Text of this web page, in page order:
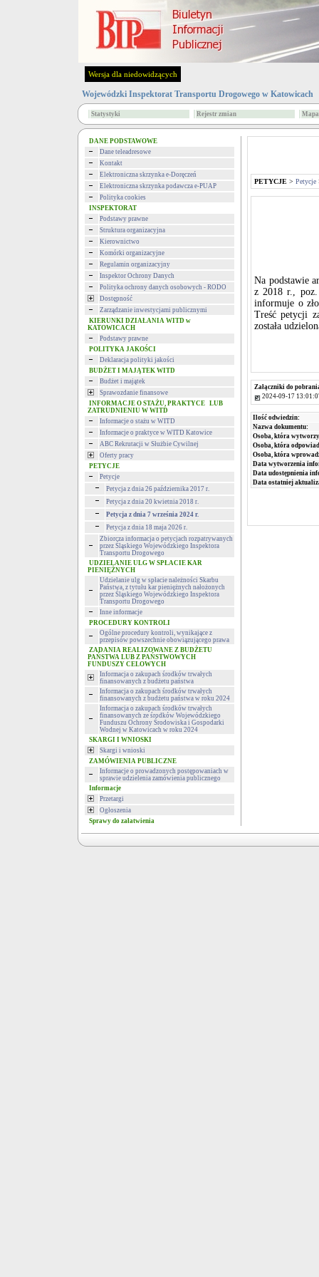
Wersja dla niedowidzących
Wojewódzki Inspektorat Transportu Drogowego w Katowicach
Statystyki Rejestr zmian
DANE PODSTAWOWE
Dane teleadresowe
Kontakt
Elektroniczna skrzynka e-Doręczeń
Elektroniczna skrzynka podawcza e-PUAP
Polityka cookies
INSPEKTORAT
Podstawy prawne
Struktura organizacyjna
Kierownictwo
Komórki organizacyjne
Regulamin organizacyjny
Inspektor Ochrony Danych
Polityka ochrony danych osobowych - RODO
Dostępność
Zarządzanie inwestycjami publicznymi
KIERUNKI DZIAŁANIA WITD w
KATOWICACH
Podstawy prawne
POLITYKA JAKOŚCI
Deklaracja polityki jakości
BUDŻET I MAJĄTEK WITD
Budżet i majątek
Sprawozdanie finansowe
INFORMACJE O STAŻU, PRAKTYCE LUB
ZATRUDNIENIU W WITD
Informacje o stażu w WITD
Informacje o praktyce w WITD Katowice
ABC Rekrutacji w Służbie Cywilnej
Oferty pracy
PETYCJE
Petycje
Petycja z dnia 26 października 2017 r.
Petycja z dnia 20 kwietnia 2018 r.
Petycja z dnia 7 września 2024 r.
Petycja z dnia 18 maja 2026 r.
Zbiorcza informacja o petycjach rozpatrywanych
przez Śląskiego Wojewódzkiego Inspektora
Transportu Drogowego
UDZIELANIE ULG W SPŁACIE KAR
PIENIĘŻNYCH
Udzielanie ulg w spłacie należności Skarbu
Państwa, z tytułu kar pieniężnych nałożonych
przez Śląskiego Wojewódzkiego Inspektora
Transportu Drogowego
Inne informacje
PROCEDURY KONTROLI
Ogólne procedury kontroli, wynikające z
przepisów powszechnie obowiązującego prawa
ZADANIA REALIZOWANE Z BUDŻETU
PAŃSTWA LUB Z PAŃSTWOWYCH
FUNDUSZY CELOWYCH
Informacja o zakupach środków trwałych
finansowanych z budżetu państwa
Informacja o zakupach środków trwałych
finansowanych z budżetu państwa w roku 2024
Informacja o zakupach środków trwałych
finansowanych ze środków Wojewódzkiego
Funduszu Ochrony Środowiska i Gospodarki
Wodnej w Katowicach w roku 2024
SKARGI I WNIOSKI
Skargi i wnioski
ZAMÓWIENIA PUBLICZNE
Informacje o prowadzonych postępowaniach w
sprawie udzielenia zamówienia publicznego
Informacje
Przetargi
Ogłoszenia
Sprawy do załatwienia
PETYCJE > Petycje
Na podstawie
z 2018 r., poz.
informuje o
Treść petycji
została
Załączniki do
2024-09-17
Ilość odwiedzin:
Nazwa dokumentu:
Osoba, która
Osoba, która
Osoba, która
Data wytworzenia
Data udostępnienia
Data ostatniej